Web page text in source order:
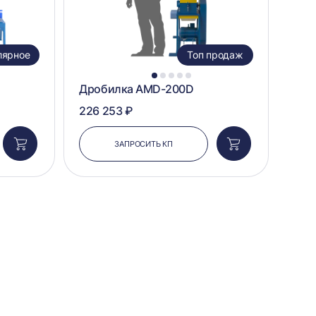
Добавить
в
корзину
1 2 3 4 5
Топ продаж
Дробилка AMD-200D
226 253 ₽
ЗАПРОСИТЬ КП
Добавить
в
корзину